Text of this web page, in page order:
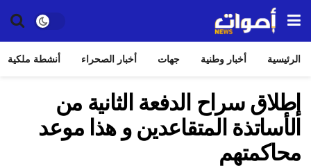
الرئيسية أخبار وطنية جهات أخبار الصحراء أنشطة ملكية
إطلاق سراح الدفعة الثانية من
الأساتذة المتقاعدين و هذا موعد
محاكمتهم